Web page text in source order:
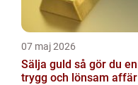
07 maj 2026
Sälja guld så gör du en
trygg och lönsam affär